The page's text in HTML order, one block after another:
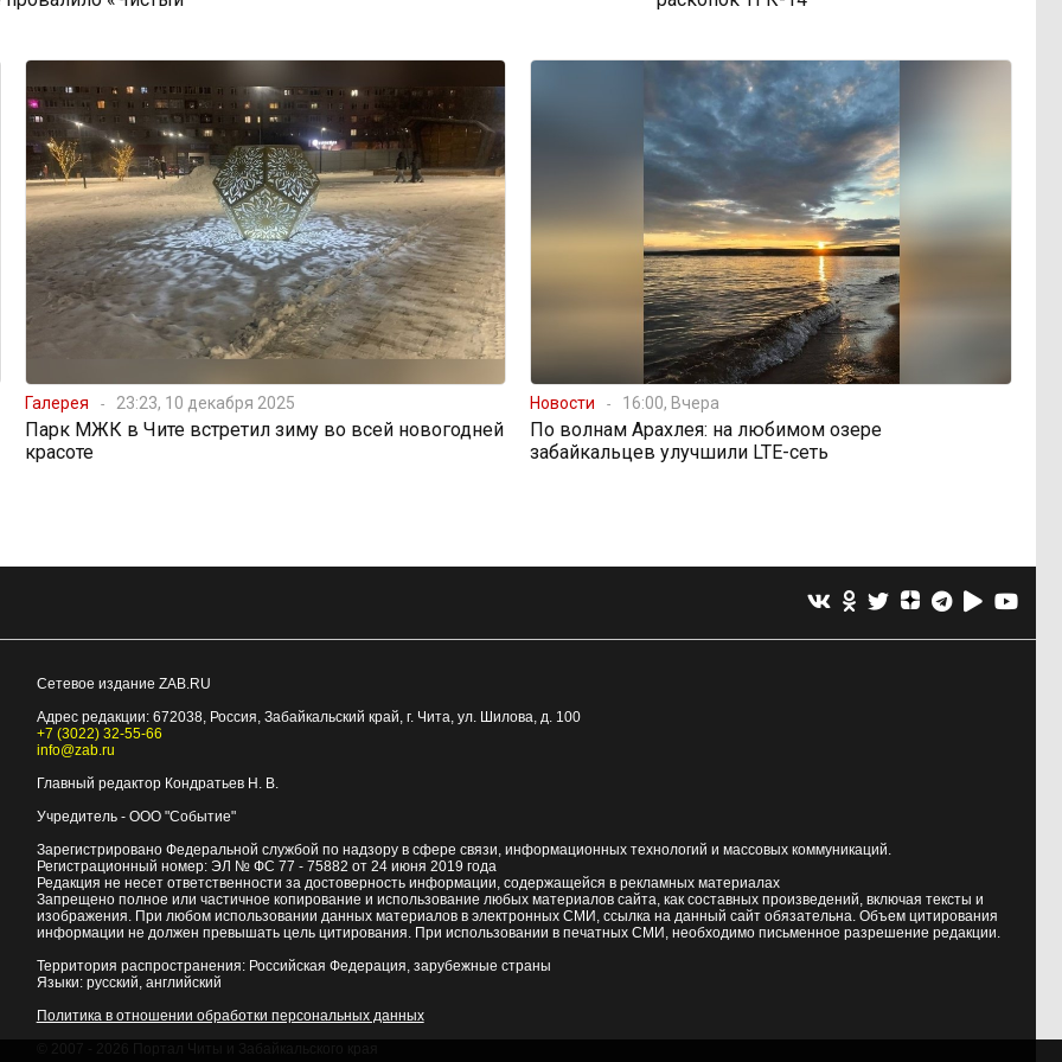
Галерея 23:23, 10 декабря 2025
Парк МЖК в Чите встретил зиму во всей новогодней
красоте
Новости 16:00, Вчера
По волнам Арахлея: на любимом озере
забайкальцев улучшили LTE-сеть
Сетевое издание ZAB.RU
Адрес редакции: 672038, Россия, Забайкальский край, г. Чита, ул. Шилова, д. 100
+7 (3022) 32-55-66
info@zab.ru
Главный редактор Кондратьев Н. В.
Учредитель - ООО "Событие"
Зарегистрировано Федеральной службой по надзору в сфере связи, информационных технологий и массовых коммуникаций.
Регистрационный номер: ЭЛ № ФС 77 - 75882 от 24 июня 2019 года
Редакция не несет ответственности за достоверность информации, содержащейся в рекламных материалах
Запрещено полное или частичное копирование и использование любых материалов сайта, как составных произведений, включая тексты и
изображения. При любом использовании данных материалов в электронных СМИ, ссылка на данный сайт обязательна. Объем цитирования
информации не должен превышать цель цитирования. При использовании в печатных СМИ, необходимо письменное разрешение редакции.
Территория распространения: Российская Федерация, зарубежные страны
Языки: русский, английский
Политика в отношении обработки персональных данных